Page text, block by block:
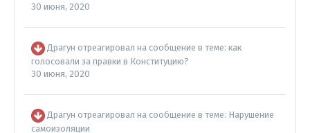
30 июня, 2020
Драгун отреагировал на сообщение в теме: как
голосовали за правки в Конституцию?
30 июня, 2020
Драгун отреагировал на сообщение в теме: Нарушение
самоизоляции